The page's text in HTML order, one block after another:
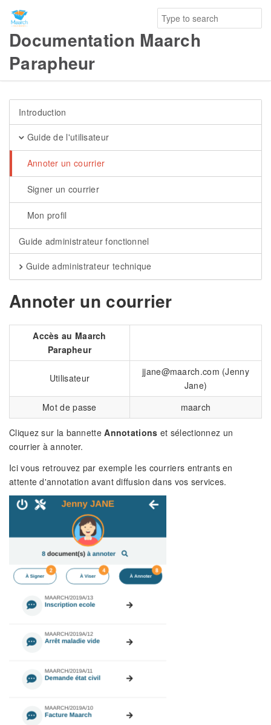
Documentation Maarch
Parapheur
Introduction
Guide de l'utilisateur
Annoter un courrier
Signer un courrier
Mon profil
Guide administrateur fonctionnel
Guide administrateur technique
Annoter un courrier
Accès au Maarch
Parapheur
Utilisateur
jjane@maarch.com (Jenny
Jane)
Mot de passe
maarch
Cliquez sur la bannetteAnnotations et sélectionnez un
courrier à annoter.
Ici vous retrouvez par exemple les courriers entrants en
attente d'annotation avant diffusion dans vos services.